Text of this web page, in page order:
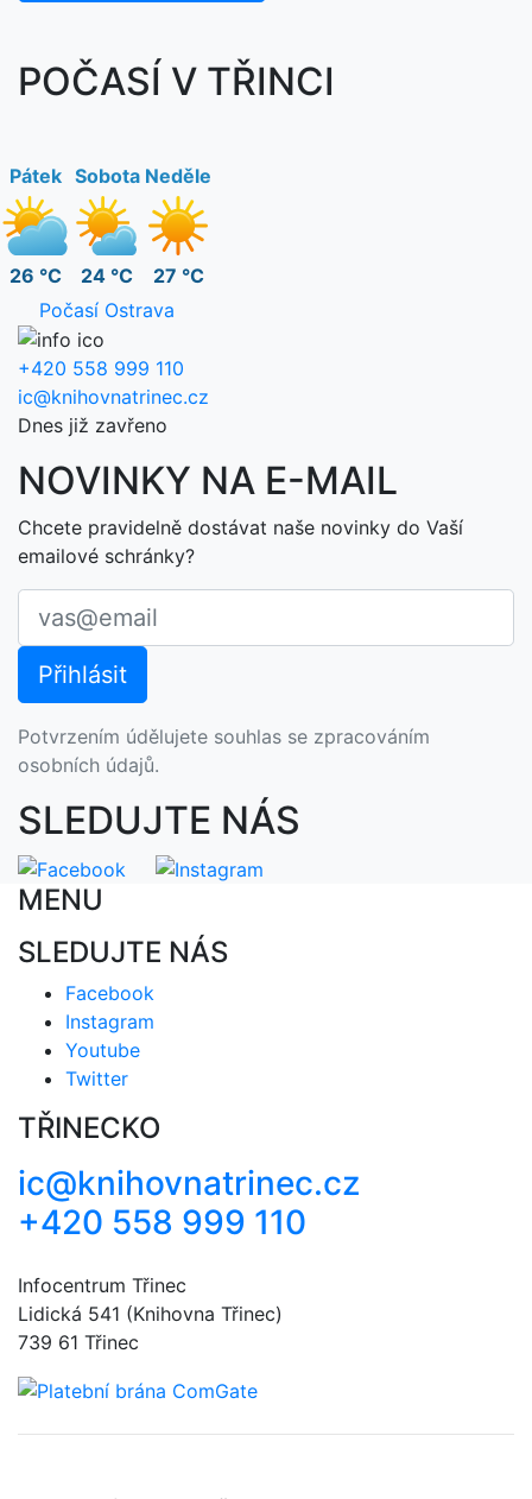
POČASÍ V TŘINCI
Pátek
26 °C
Sobota
24 °C
Neděle
27 °C
Počasí Ostrava
+420 558 999 110
ic@knihovnatrinec.cz
Dnes již zavřeno
NOVINKY NA E-MAIL
Chcete pravidelně dostávat naše novinky do Vaší
emailové schránky?
Potvrzením údělujete souhlas se zpracováním
osobních údajů.
SLEDUJTE NÁS
MENU
SLEDUJTE NÁS
Facebook
Instagram
Youtube
Twitter
TŘINECKO
ic@knihovnatrinec.cz
+420 558 999 110
Infocentrum Třinec
Lidická 541 (Knihovna Třinec)
739 61 Třinec